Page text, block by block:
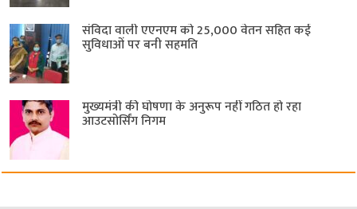
संविदा वाली एएनएम को 25,000 वेतन सहित कई
सुविधाओं पर बनी सहमति
मुख्यमंत्री की घोषणा के अनुरूप नहीं गठित हो रहा
आउटसोर्सिंग निगम